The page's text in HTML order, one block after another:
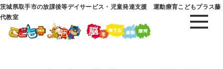
茨城県取手市の放課後等デイサービス・児童発達支援 運動療育こどもプラス藤
代教室